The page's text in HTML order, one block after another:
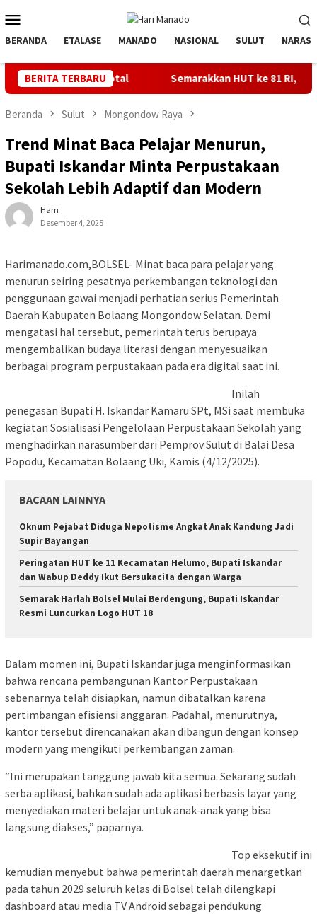
ke
kontenMobile
BERANDA ETALASE MANADO NASIONAL SULUT NARASI
BERITA TERBARU
Pulih Total Semarakkan HUT ke 81 RI, PLN Dorong
Beranda Sulut Mongondow Raya
Trend Minat Baca Pelajar Menurun,
Bupati Iskandar Minta Perpustakaan
Sekolah Lebih Adaptif dan Modern
Ham
Desember 4, 2025
Harimanado.com,BOLSEL- Minat baca para pelajar yang
menurun seiring pesatnya perkembangan teknologi dan
penggunaan gawai menjadi perhatian serius Pemerintah
Daerah Kabupaten Bolaang Mongondow Selatan. Demi
mengatasi hal tersebut, pemerintah terus berupaya
mengembalikan budaya literasi dengan menyesuaikan
berbagai program perpustakaan pada era digital saat ini.
Inilah
penegasan Bupati H. Iskandar Kamaru SPt, MSi saat membuka
kegiatan Sosialisasi Pengelolaan Perpustakaan Sekolah yang
menghadirkan narasumber dari Pemprov Sulut di Balai Desa
Popodu, Kecamatan Bolaang Uki, Kamis (4/12/2025).
BACAAN LAINNYA
Oknum Pejabat Diduga Nepotisme Angkat Anak Kandung Jadi
Supir Bayangan
Peringatan HUT ke 11 Kecamatan Helumo, Bupati Iskandar
dan Wabup Deddy Ikut Bersukacita dengan Warga
Semarak Harlah Bolsel Mulai Berdengung, Bupati Iskandar
Resmi Luncurkan Logo HUT 18
Dalam momen ini, Bupati Iskandar juga menginformasikan
bahwa rencana pembangunan Kantor Perpustakaan
sebenarnya telah disiapkan, namun dibatalkan karena
pertimbangan efisiensi anggaran. Padahal, menurutnya,
kantor tersebut direncanakan akan dibangun dengan konsep
modern yang mengikuti perkembangan zaman.
“Ini merupakan tanggung jawab kita semua. Sekarang sudah
serba aplikasi, bahkan sudah ada aplikasi berbasis layar yang
menyediakan materi belajar untuk anak-anak yang bisa
langsung diakses,” paparnya.
Top eksekutif ini
kemudian menyebut bahwa pemerintah daerah menargetkan
pada tahun 2029 seluruh kelas di Bolsel telah dilengkapi
dashboard atau media TV Android sebagai pendukung